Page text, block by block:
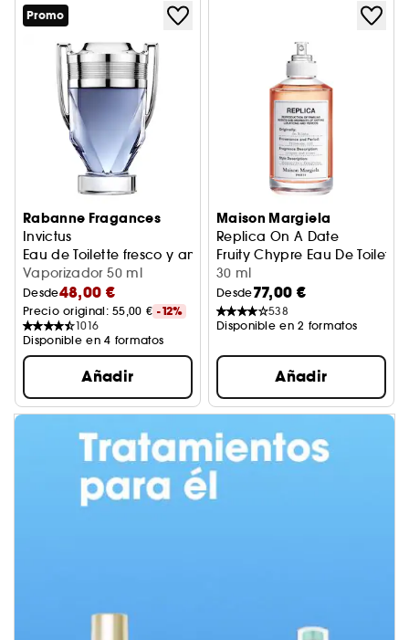
Promo
Rabanne Fragances
Invictus
Eau de Toilette fresco y amaderado
Vaporizador 50 ml
Desde48,00 €
Precio original: 55,00 € -12%
1016
Disponible en 4 formatos
Añadir
Maison Margiela
Replica On A Date
Fruity Chypre Eau De Toilette
30 ml
Desde77,00 €
538
Disponible en 2 formatos
Añadir